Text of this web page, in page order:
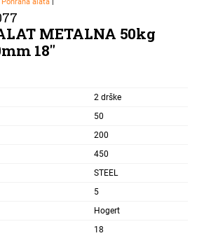
METALNA 50kg
18"
2 drške
50
200
450
STEEL
5
Hogert
18